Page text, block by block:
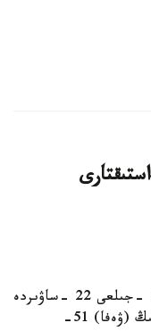
استانا. KAZINFORM - استانادا 2027 -جىلعى 22 -ساۋىردە
ەۋروپالىق فۋتبول قاۋىمداستىقتارى وداعىنىڭ (ۋەفا) 51-